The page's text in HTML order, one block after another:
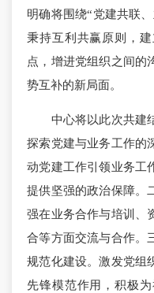
明确将围绕“党建共联
秉持互利共赢原则，
点，增进党组织之间的
势互补的新局面。
中心将以此次共建结
探索党建与业务工作的
动党建工作引领业务工
提供坚强的政治保障。
强在业务合作与培训、
合等方面交流与合作。
规范化建设。激发党组
先锋模范作用，积极